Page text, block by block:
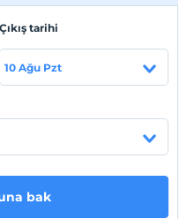
karsisinda ingiliz
10 odali butik otel
Havaalani'na 35 km
Meydan'na 900 mt.,
Havaalani'na 35 km
Çıkış tarihi
10 Ağu Pzt
bak